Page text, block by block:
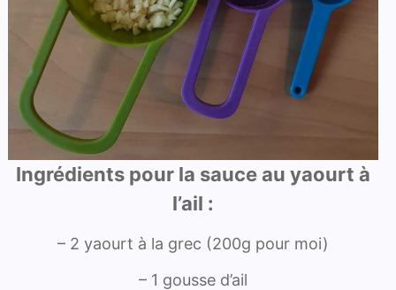
Ingrédients pour la sauce au yaourt à
l’ail :
– 2 yaourt à la grec (200g pour moi)
– 1 gousse d’ail